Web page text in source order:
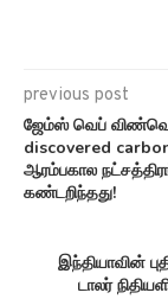
previous post
ஜேம்ஸ் வெப்
discovered
ஆரம்பகால
கண்டறிந்தது!
இந்தியாவின்
டாலர்